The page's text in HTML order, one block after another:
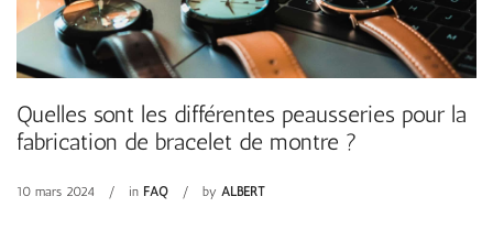
in FAQ
10 mars 2024 by ALBERT
Quelles sont les différentes peausseries pour la
fabrication de bracelet de montre ?